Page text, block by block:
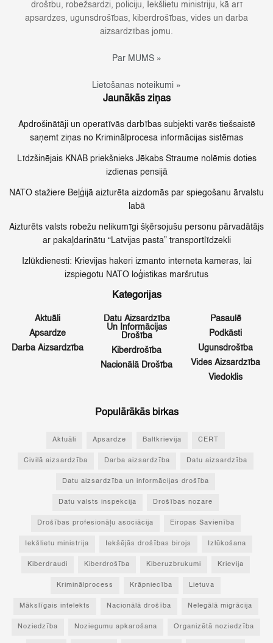
drošību, robežsardzi, policiju, Iekšlietu ministriju, kā arī
apsardzes, ugunsdrošības, kiberdrošības, vides un darba
aizsardzības jomu.
Par MUMS »
Lietošanas noteikumi »
Jaunākās ziņas
Apdrošinātāji un operatīvās darbības subjekti varēs tiešsaistē
saņemt ziņas no Kriminālprocesa informācijas sistēmas
Līdzšinējais KNAB priekšnieks Jēkabs Straume nolēmis doties
izdienas pensijā
NATO stažiere Beļģijā aizturēta aizdomās par spiegošanu ārvalstu
labā
Aizturēts valsts robežu nelikumīgi šķērsojušu personu pārvadātājs
ar pakaļdarinātu “Latvijas pasta” transportlīdzekli
Izlūkdienesti: Krievijas hakeri izmanto interneta kameras, lai
izspiegotu NATO loģistikas maršrutus
Kategorijas
Aktuāli
Apsardze
Darba Aizsardzība
Datu Aizsardzība
Un Informācijas
Drošība
Kiberdrošība
Nacionālā Drošība
Pasaulē
Podkāsti
Ugunsdrošība
Vides Aizsardzība
Viedoklis
Populārākās birkas
Aktuāli Apsardze Baltkrievija CERT
Civilā aizsardzība Darba aizsardzība Datu aizsardzība
Datu aizsardzība un informācijas drošība
Datu valsts inspekcija Drošības nozare
Drošības profesionāļu asociācija Eiropas Savienība
Iekšlietu ministrija Iekšējās drošības birojs Izlūkošana
Kiberdraudi Kiberdrošība Kiberuzbrukumi Krievija
Kriminālprocess Krāpniecība Lietuva
Mākslīgais intelekts Nacionālā drošība Nelegālā migrācija
Noziedzība Noziegumu apkarošana Organizētā noziedzība